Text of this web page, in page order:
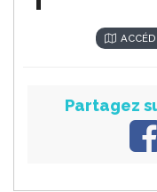
Partagez